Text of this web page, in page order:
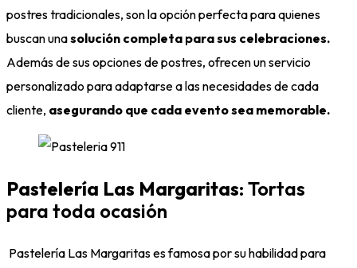
postres tradicionales, son la opción perfecta para quienes
buscan unasolución completa para sus celebraciones.
Además de sus opciones de postres, ofrecen un servicio
personalizado para adaptarse a las necesidades de cada
cliente, asegurando que cada evento sea memorable.
Pastelería Las Margaritas: Tortas
para toda ocasión
Pastelería Las Margaritas es famosa por su habilidad para